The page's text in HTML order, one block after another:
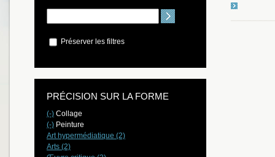
Préserver les filtres
PRÉCISION SUR LA FORME
(-) Collage
(-) Peinture
Art hypermédiatique (2)
Arts (2)